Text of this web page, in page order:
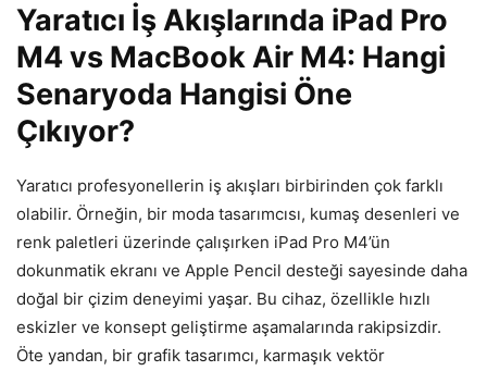
Yaratıcı İş Akışlarında iPad Pro
M4 vs MacBook Air M4: Hangi
Senaryoda Hangisi Öne
Çıkıyor?
Yaratıcı profesyonellerin iş akışları birbirinden çok farklı
olabilir. Örneğin, bir moda tasarımcısı, kumaş desenleri ve
renk paletleri üzerinde çalışırken iPad Pro M4’ün
dokunmatik ekranı ve Apple Pencil desteği sayesinde daha
doğal bir çizim deneyimi yaşar. Bu cihaz, özellikle hızlı
eskizler ve konsept geliştirme aşamalarında rakipsizdir.
Öte yandan, bir grafik tasarımcı, karmaşık vektör